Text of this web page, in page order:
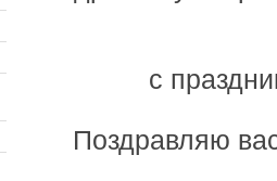
с
Поздравляю